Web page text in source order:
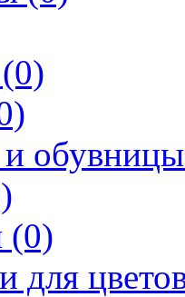
и
(0)
для